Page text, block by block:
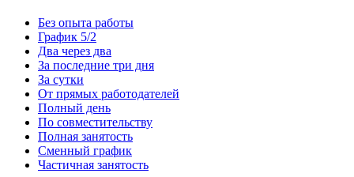
Без опыта работы
График 5/2
Два через два
За последние три дня
За сутки
От прямых работодателей
Полный день
По совместительству
Полная занятость
Сменный график
Частичная занятость